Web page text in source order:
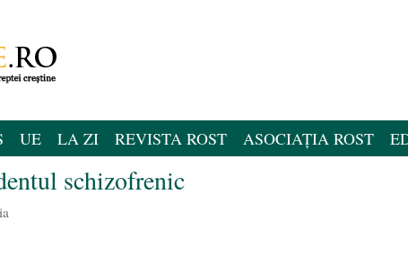
UE LA ZI REVISTA ROST ASOCIAȚIA ROST
schizofrenic